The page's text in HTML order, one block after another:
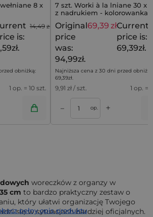
8 x
14,49 zł
is:
obniżką:
1 op. = 10 szt.
7 szt. Worki à la lniane 30 x
z nadrukiem - kolorowanka z
mazakami
Original
price
was:
94,99zł.
69,39 złCurrent
price is:
69,39zł.
Najniższa cena z 30 dni przed
69,39zł.
9,91 zł / szt. 1 op. =
– op. +
do koszyka
woreczków z organzy w
cm to bardzo praktyczny zestaw o
który ułatwi organizację Twojego
się w sytuacjach bardziej oficjalnych.
pełny opis produktu